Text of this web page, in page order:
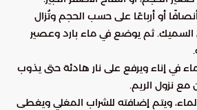
أو أرباعًا على حسب الحجم وتُزال
السميك. ثم يوضع في ماء بارد وعصير
في إناء ويرفع على نار هادئة حتى يذوب
مع نزول الريم.
ويتم إضافته للشراب المغلي ويغطى